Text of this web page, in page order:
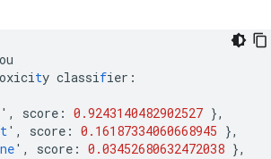
oxicity classifier :
, score : 0.9243140482902527 },
' , score : 0.16187334060668945 },
ne' , score : 0.03452680632472038 },